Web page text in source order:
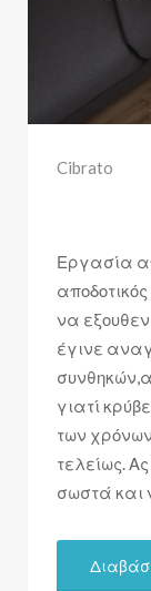
Cibrato
Εργασία
να
έγινε
γιατί
των
τελείως.
σωστά και